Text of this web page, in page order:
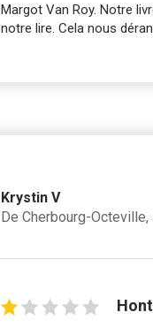
Margot Van Roy. Notre
notre lire. Cela nous
Krystin V
De Cherbourg-